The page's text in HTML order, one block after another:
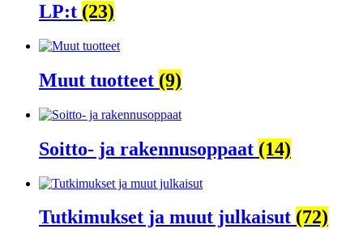
LP:t (23)
Muut tuotteet (9)
Soitto- ja rakennusoppaat (14)
Tutkimukset ja muut julkaisut (72)